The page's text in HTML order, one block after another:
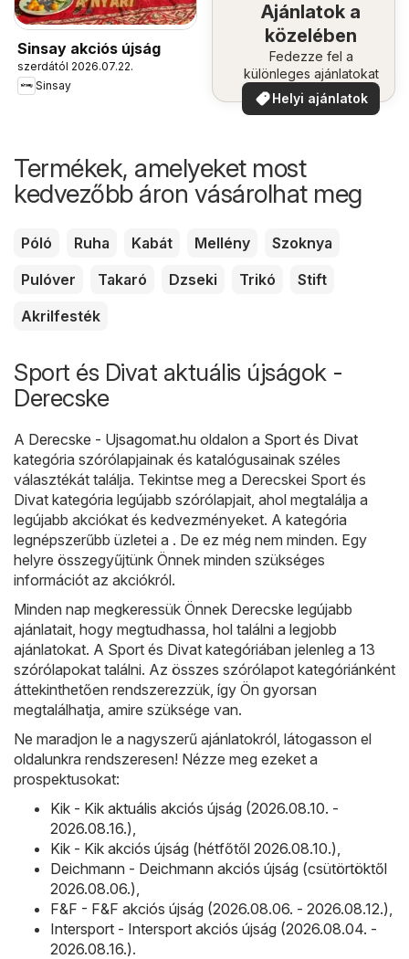
Sinsay akciós újság
szerdától 2026.07.22.
Sinsay
Ajánlatok a
közelében
Fedezze fel a
különleges ajánlatokat
Helyi ajánlatok
Termékek, amelyeket most
kedvezőbb áron vásárolhat meg
Póló Ruha Kabát Mellény
Szoknya
Pulóver
Takaró Dzseki Trikó
Stift
Akrilfesték
Sport és Divat aktuális újságok -
Derecske
A Derecske - Ujsagomat.hu oldalon a Sport és Divat
kategória szórólapjainak és katalógusainak széles
választékát találja. Tekintse meg a Derecskei Sport és
Divat kategória legújabb szórólapjait, ahol megtalálja a
legújabb akciókat és kedvezményeket. A kategória
legnépszerűbb üzletei a . De ez még nem minden. Egy
helyre összegyűjtünk Önnek minden szükséges
információt az akciókról.
Minden nap megkeressük Önnek Derecske legújabb
ajánlatait, hogy megtudhassa, hol találni a legjobb
ajánlatokat. A Sport és Divat kategóriában jelenleg a 13
szórólapokat találni. Az összes szórólapot kategóriánként
áttekinthetően rendszerezzük, így Ön gyorsan
megtalálhatja, amire szüksége van.
Ne maradjon le a nagyszerű ajánlatokról, látogasson el
oldalunkra rendszeresen! Nézze meg ezeket a
prospektusokat:
Kik - Kik aktuális akciós újság (2026.08.10. -
2026.08.16.)
Kik - Kik akciós újság (hétfőtől 2026.08.10.)
Deichmann - Deichmann akciós újság (csütörtöktől
2026.08.06.)
F&F - F&F akciós újság (2026.08.06. - 2026.08.12.)
Intersport - Intersport akciós újság (2026.08.04. -
2026.08.16.).